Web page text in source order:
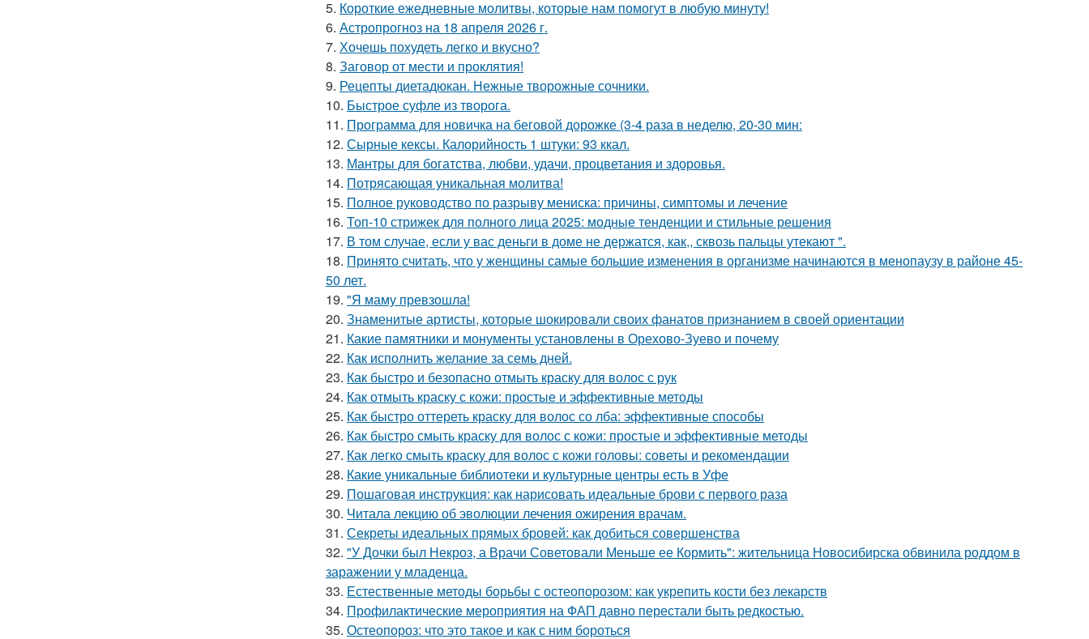
5. Короткие ежедневные молитвы, которые нам помогут в любую минуту!
6. Астропрогноз на 18 апреля 2026 г.
7. Хочешь похудеть легко и вкусно?
8. Заговор от мести и проклятия!
9. Рецепты диетадюкан. Нежные творожные сочники.
10. Быстрое суфле из творога.
11. Программа для новичка на беговой дорожке (3-4 раза в неделю, 20-30 мин:
12. Сырные кексы. Калорийность 1 штуки: 93 ккал.
13. Мантры для богатства, любви, удачи, процветания и здоровья.
14. Потрясающая уникальная молитва!
15. Полное руководство по разрыву мениска: причины, симптомы и лечение
16. Топ-10 стрижек для полного лица 2025: модные тенденции и стильные решения
17. В том случае, если у вас деньги в доме не держатся, как,, сквозь пальцы утекают ".
18. Принято считать, что у женщины самые большие изменения в организме начинаются в менопаузу в районе 45-
50 лет.
19. "Я маму превзошла!
20. Знаменитые артисты, которые шокировали своих фанатов признанием в своей ориентации
21. Какие памятники и монументы установлены в Орехово-Зуево и почему
22. Как исполнить желание за семь дней.
23. Как быстро и безопасно отмыть краску для волос с рук
24. Как отмыть краску с кожи: простые и эффективные методы
25. Как быстро оттереть краску для волос со лба: эффективные способы
26. Как быстро смыть краску для волос с кожи: простые и эффективные методы
27. Как легко смыть краску для волос с кожи головы: советы и рекомендации
28. Какие уникальные библиотеки и культурные центры есть в Уфе
29. Пошаговая инструкция: как нарисовать идеальные брови с первого раза
30. Читала лекцию об эволюции лечения ожирения врачам.
31. Секреты идеальных прямых бровей: как добиться совершенства
32. "У Дочки был Некроз, а Врачи Советовали Меньше ее Кормить": жительница Новосибирска обвинила роддом в
заражении у младенца.
33. Естественные методы борьбы с остеопорозом: как укрепить кости без лекарств
34. Профилактические мероприятия на ФАП давно перестали быть редкостью.
35. Остеопороз: что это такое и как с ним бороться